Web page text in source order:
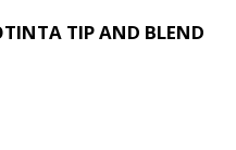
TIP AND BLEND